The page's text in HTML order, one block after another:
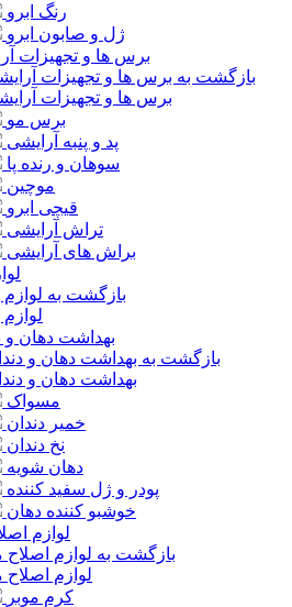
رنگ ابرو
ژل و صابون ابرو
برس ها و تجهیزات
بازگشت به برس ها و تجهیزات
برس ها و تجهیزات
برس مو
پد و پنبه آرایشی
سوهان و رنده پا
موچین
قیچی ابرو
تراش آرایشی
براش های آرایشی
بازگشت به لوازم
بهداشت دهان و
بازگشت به بهداشت دهان و
بهداشت دهان و
مسواک
خمیر دندان
نخ دندان
دهان شویه
پودر و ژل سفید کننده
خوشبو کننده دهان
لوازم
بازگشت به لوازم اصلاح
لوازم اصلاح
کرم موبر